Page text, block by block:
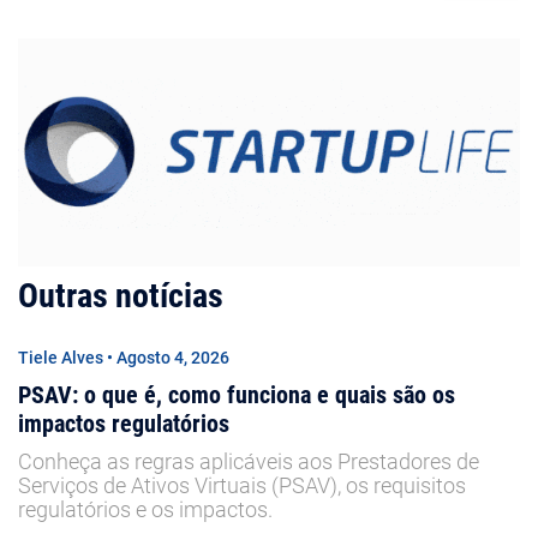
Outras notícias
Tiele Alves • Agosto 4, 2026
PSAV: o que é, como funciona e quais são os
impactos regulatórios
Conheça as regras aplicáveis aos Prestadores de
Serviços de Ativos Virtuais (PSAV), os requisitos
regulatórios e os impactos.